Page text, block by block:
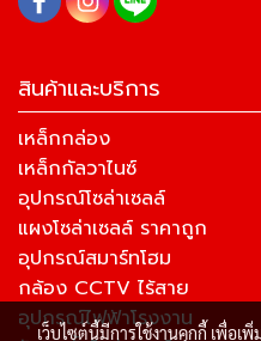
สินค้าและบริการ
เหล็กกล่อง
เหล็กกัลวาไนซ์
อุปกรณ์โซล่าเซลล์
แผงโซล่าเซลล์ ราคาถูก
อุปกรณ์สมาร์ทโฮม
กล้อง CCTV ไร้สาย
อุปกรณ์ไฟฟ้าโรงงาน
เว็บไซต์นี้มีการใช้งานคุกกี้ เพื่อ